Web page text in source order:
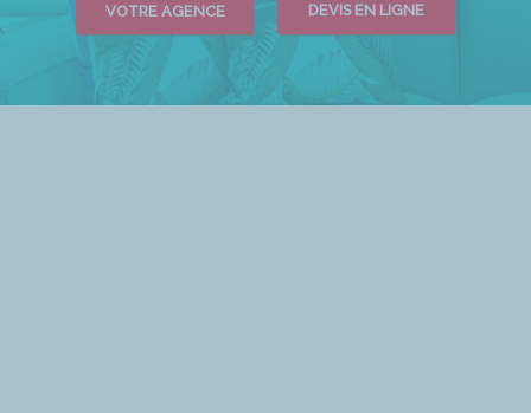
VOTRE AGENCE
DEVIS EN LIGNE